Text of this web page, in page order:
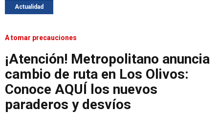
Actualidad
A tomar precauciones
¡Atención! Metropolitano anuncia
cambio de ruta en Los Olivos:
Conoce AQUÍ los nuevos
paraderos y desvíos